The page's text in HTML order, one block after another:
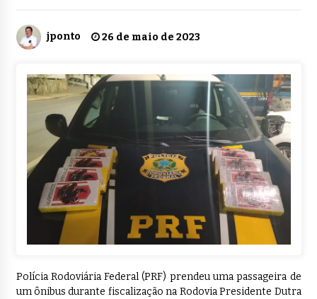
jponto 26 de maio de 2023
Polícia Rodoviária Federal (PRF) prendeu uma passageira de
um ônibus durante fiscalização na Rodovia Presidente Dutra